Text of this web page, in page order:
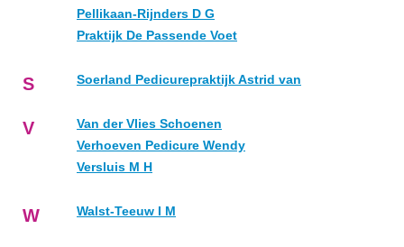
Pellikaan-Rijnders D G
Praktijk De Passende Voet
S Soerland Pedicurepraktijk Astrid van
V
Van der Vlies Schoenen
Verhoeven Pedicure Wendy
Versluis M H
W Walst-Teeuw I M